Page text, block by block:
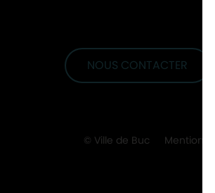
NOUS CONTACTER
© Ville de Buc Mentions